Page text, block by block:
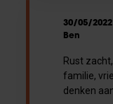
30/05/2022
Ben
Rust
familie,
denken